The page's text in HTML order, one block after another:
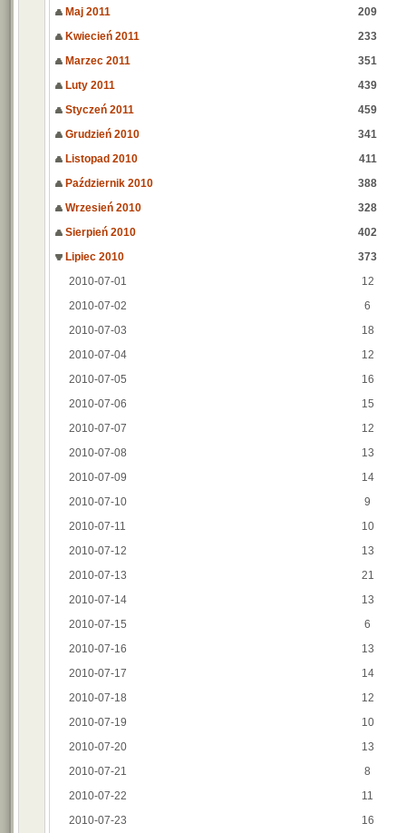
Maj 2011
209
Kwiecień 2011
233
Marzec 2011
351
Luty 2011
439
Styczeń 2011
459
Grudzień 2010
341
Listopad 2010
411
Październik 2010
388
Wrzesień 2010
328
Sierpień 2010
402
Lipiec 2010
373
2010-07-01
12
2010-07-02
6
2010-07-03
18
2010-07-04
12
2010-07-05
16
2010-07-06
15
2010-07-07
12
2010-07-08
13
2010-07-09
14
2010-07-10
9
2010-07-11
10
2010-07-12
13
2010-07-13
21
2010-07-14
13
2010-07-15
6
2010-07-16
13
2010-07-17
14
2010-07-18
12
2010-07-19
10
2010-07-20
13
2010-07-21
8
2010-07-22
11
2010-07-23
16